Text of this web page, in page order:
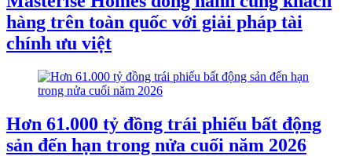
hàng trên toàn quốc với giải pháp tài
chính ưu việt
Hơn 61.000 tỷ đồng trái phiếu bất động
sản đến hạn trong nửa cuối năm 2026